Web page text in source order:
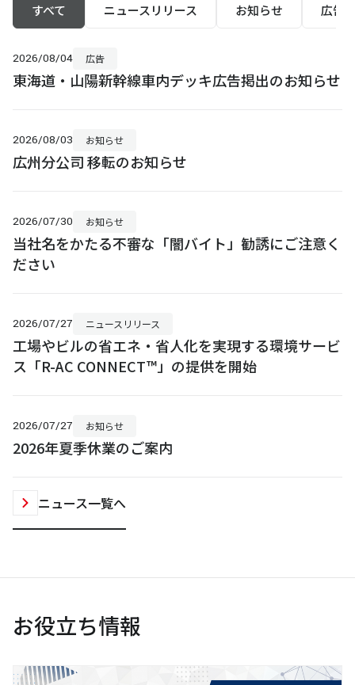
すべて ニュースリリース お知らせ 広告
2026/08/04 広告
東海道・山陽新幹線車内デッキ広告掲出のお知らせ
2026/08/03 お知らせ
広州分公司 移転のお知らせ
2026/07/30 お知らせ
当社名をかたる不審な「闇バイト」勧誘にご注意く
ださい
2026/07/27 ニュースリリース
工場やビルの省エネ・省人化を実現する環境サービ
ス「R-AC CONNECT™」の提供を開始
2026/07/27 お知らせ
2026年夏季休業のご案内
ニュース一覧へ
お役立ち情報